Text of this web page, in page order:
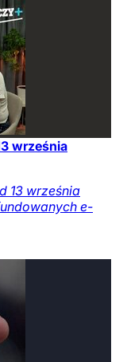
września
13 września
e-